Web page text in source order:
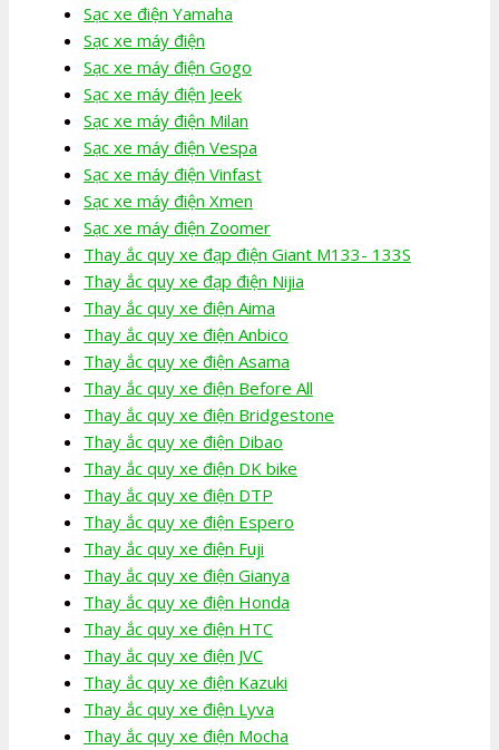
Sạc xe điện Yamaha
Sạc xe máy điện
Sạc xe máy điện Gogo
Sạc xe máy điện Jeek
Sạc xe máy điện Milan
Sạc xe máy điện Vespa
Sạc xe máy điện Vinfast
Sạc xe máy điện Xmen
Sạc xe máy điện Zoomer
Thay ắc quy xe đạp điện Giant M133- 133S
Thay ắc quy xe đạp điện Nijia
Thay ắc quy xe điện Aima
Thay ắc quy xe điện Anbico
Thay ắc quy xe điện Asama
Thay ắc quy xe điện Before All
Thay ắc quy xe điện Bridgestone
Thay ắc quy xe điện Dibao
Thay ắc quy xe điện DK bike
Thay ắc quy xe điện DTP
Thay ắc quy xe điện Espero
Thay ắc quy xe điện Fuji
Thay ắc quy xe điện Gianya
Thay ắc quy xe điện Honda
Thay ắc quy xe điện HTC
Thay ắc quy xe điện JVC
Thay ắc quy xe điện Kazuki
Thay ắc quy xe điện Lyva
Thay ắc quy xe điện Mocha